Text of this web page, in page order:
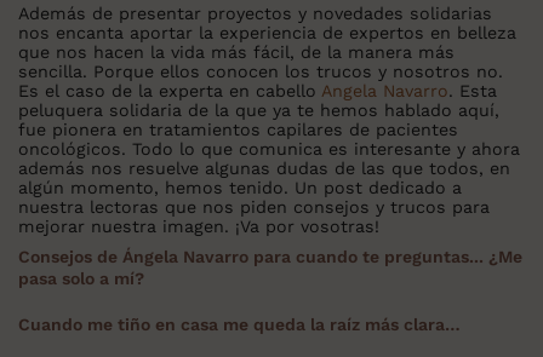
Además de presentar proyectos y novedades solidarias
nos encanta aportar la experiencia de expertos en belleza
que nos hacen la vida más fácil, de la manera más
sencilla. Porque ellos conocen los trucos y nosotros no.
Es el caso de la experta en cabello Angela Navarro. Esta
peluquera solidaria de la que ya te hemos hablado aquí,
fue pionera en tratamientos capilares de pacientes
oncológicos. Todo lo que comunica es interesante y ahora
además nos resuelve algunas dudas de las que todos, en
algún momento, hemos tenido. Un post dedicado a
nuestra lectoras que nos piden consejos y trucos para
mejorar nuestra imagen. ¡Va por vosotras!
Consejos de Ángela Navarro para cuando te preguntas... ¿Me
pasa solo a mí?
Cuando me tiño en casa me queda la raíz más clara…